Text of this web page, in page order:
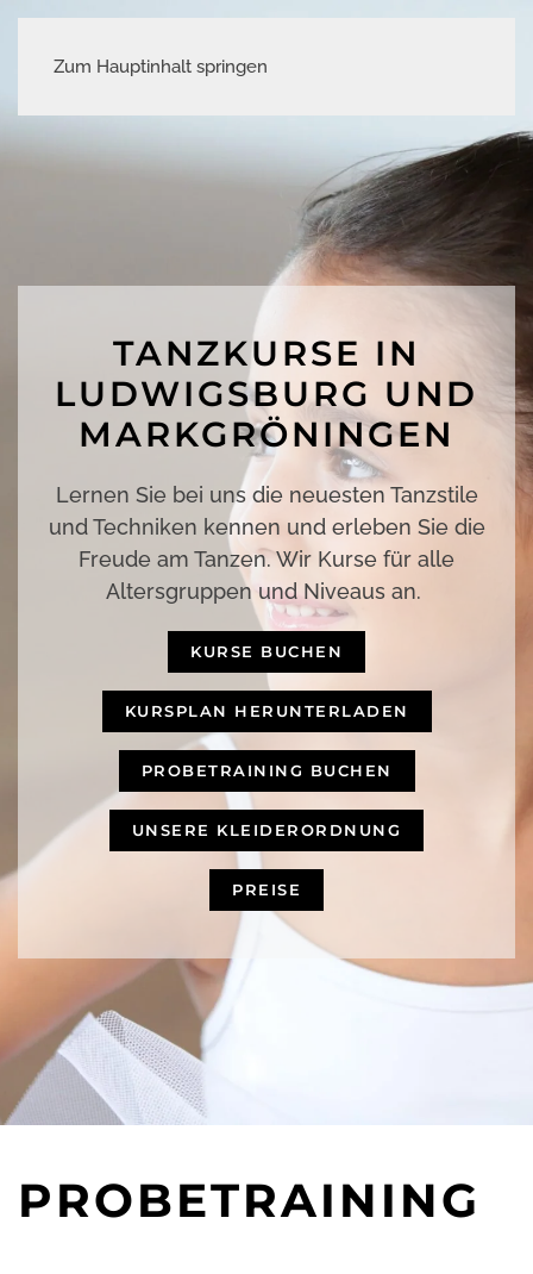
Zum Hauptinhalt springen
TANZKURSE IN
LUDWIGSBURG UND
MARKGRÖNINGEN
Lernen Sie bei uns die neuesten Tanzstile
und Techniken kennen und erleben Sie die
Freude am Tanzen. Wir Kurse für alle
Altersgruppen und Niveaus an.
KURSE BUCHEN
KURSPLAN HERUNTERLADEN
PROBETRAINING BUCHEN
UNSERE KLEIDERORDNUNG
PREISE
PROBETRAINING